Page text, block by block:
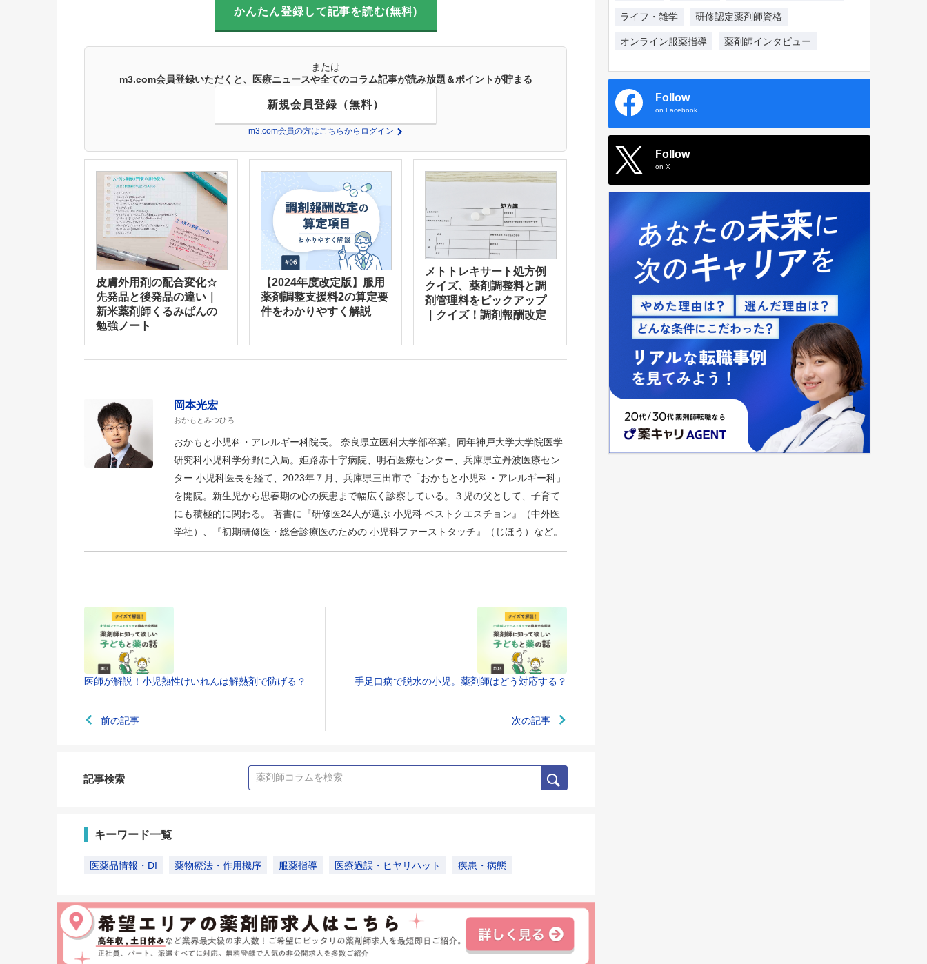
かんたん登録して記事を読む(無料)
または
m3.com会員登録いただくと、医療ニュースや全てのコラム記事が読み放題＆ポイントが貯まる
新規会員登録（無料）
m3.com会員の方はこちらからログイン
皮膚外用剤の配合変化☆
先発品と後発品の違い｜
新米薬剤師くるみぱんの
勉強ノート
【2024年度改定版】服用
薬剤調整支援料2の算定要
件をわかりやすく解説
メトトレキサート処方例
クイズ、薬剤調整料と調
剤管理料をピックアップ
｜クイズ！調剤報酬改定
岡本光宏
おかもとみつひろ
おかもと小児科・アレルギー科院長。 奈良県立医科大学部卒業。同年神戸大学大学院医学
研究科小児科学分野に入局。姫路赤十字病院、明石医療センター、兵庫県立丹波医療セン
ター 小児科医長を経て、2023年７月、兵庫県三田市で「おかもと小児科・アレルギー科」
を開院。新生児から思春期の心の疾患まで幅広く診察している。３児の父として、子育て
にも積極的に関わる。 著書に『研修医24人が選ぶ 小児科 ベストクエスチョン』（中外医
学社）、『初期研修医・総合診療医のための 小児科ファーストタッチ』（じほう）など。
医師が解説！小児熱性けいれんは解熱剤で防げる？
前の記事
手足口病で脱水の小児。薬剤師はどう対応する？
次の記事
記事検索
キーワード一覧
医薬品情報・DI 薬物療法・作用機序 服薬指導 医療過誤・ヒヤリハット 疾患・病態
ライフ・雑学 研修認定薬剤師資格
オンライン服薬指導 薬剤師インタビュー
Follow
on Facebook
Follow
on X